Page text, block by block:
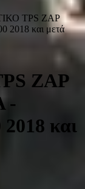
TPS ZAP
2018 και μετά
ZAP
-
και